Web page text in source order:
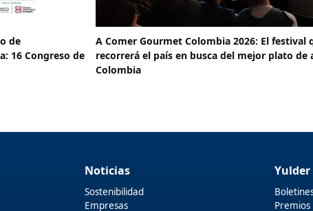
de
16 Congreso de
A Comer Gourmet Colombia 2026: El festival
recorrerá el país en busca del mejor plato de
Colombia
Noticias
Sostenibilidad
Empresas
Yulder